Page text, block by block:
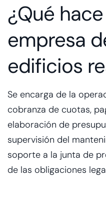
¿Qué
empresa
edificios
Se encarga de la
cobranza de cuotas,
elaboración de
supervisión del
soporte a la junta de
de las obligaciones